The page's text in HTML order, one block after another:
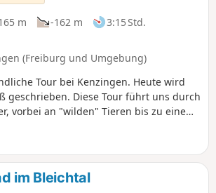
m -162 m
3:15 Std.
(Freiburg und Umgebung)
Tour bei Kenzingen. Heute wird
geschrieben. Diese Tour führt uns durch
vorbei an "wilden" Tieren bis zu einem
im Bleichtal